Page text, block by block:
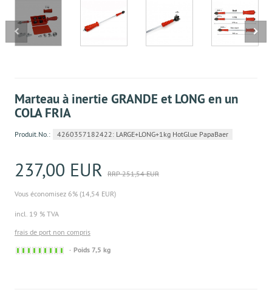
Marteau à inertie GRANDE et LONG en un
COLA FRIA
Produit.No.: 4260357182422: LARGE+LONG+1kg HotGlue PapaBaer
237,00 EUR RRP 251,54 EUR
Vous économisez 6% (14,54 EUR)
incl. 19 % TVA
frais de port non compris
Sofort
Poids 7,5 kg